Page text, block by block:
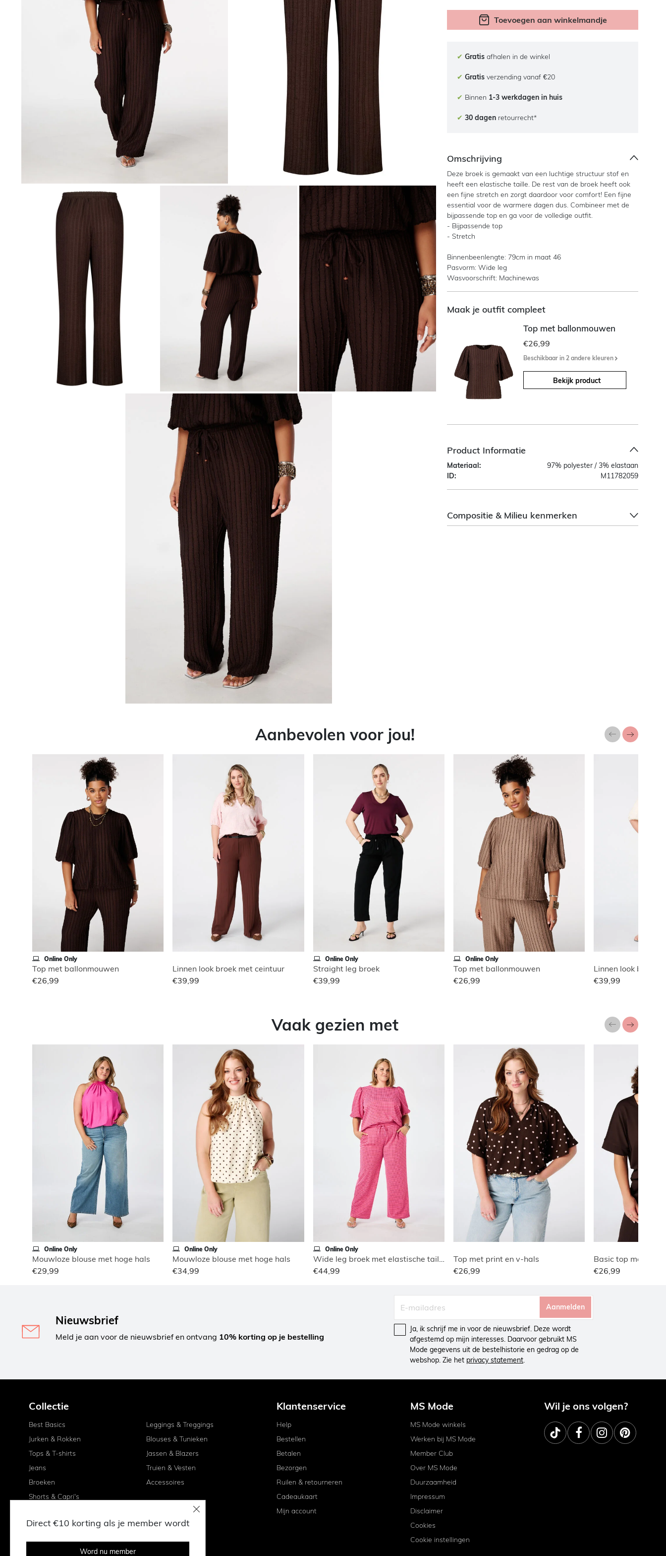
Toevoegen aan winkelmandje
✔ Gratis afhalen in de winkel
✔ Gratis verzending vanaf €20
✔ Binnen 1-3 werkdagen in huis
✔ 30 dagen retourrecht*
Omschrijving
Deze broek is gemaakt van een luchtige structuur stof en
heeft een elastische taille. De rest van de broek heeft ook
een fijne stretch en zorgt daardoor voor comfort! Een fijne
essential voor de warmere dagen dus. Combineer met de
bijpassende top en ga voor de volledige outfit.
- Bijpassende top
- Stretch
Binnenbeenlengte: 79cm in maat 46
Pasvorm: Wide leg
Wasvoorschrift: Machinewas
Maak je outfit compleet
Top met ballonmouwen
€26,99
Beschikbaar in 2 andere kleuren
Bekijk product
Product Informatie
Materiaal:
97% polyester / 3% elastaan
ID:
M11782059
Compositie & Milieu kenmerken
Aanbevolen voor jou!
Online Only
Top met ballonmouwen
€26,99
Linnen look broek met ceintuur
€39,99
Online Only
Straight leg broek
€39,99
Online Only
Top met ballonmouwen
€26,99
Linnen look broek
€39,99
Vaak gezien met
Online Only
Mouwloze blouse met hoge hals
€29,99
Online Only
Mouwloze blouse met hoge hals
€34,99
Online Only
€44,99
Top met print en v-hals
€26,99
Basic top met
€26,99
Nieuwsbrief
Meld je aan voor de nieuwsbrief en ontvang 10% korting op je bestelling
Aanmelden
Ja, ik schrijf me in voor de nieuwsbrief. Deze wordt
afgestemd op mijn interesses. Daarvoor gebruikt MS
Mode gegevens uit de bestelhistorie en gedrag op de
webshop. Zie het privacy statement.
Collectie
Best Basics
Jurken & Rokken
Tops & T-shirts
Jeans
Broeken
Shorts & Capri's
Leggings & Treggings
Blouses & Tunieken
Jassen & Blazers
Truien & Vesten
Accessoires
Klantenservice
Help
Bestellen
Betalen
Bezorgen
Ruilen & retourneren
Cadeaukaart
Mijn account
MS Mode
MS Mode winkels
Werken bij MS Mode
Member Club
Over MS Mode
Duurzaamheid
Impressum
Disclaimer
Cookies
Cookie instellingen
Wil je ons volgen?
Direct €10 korting als je member wordt
Word nu member